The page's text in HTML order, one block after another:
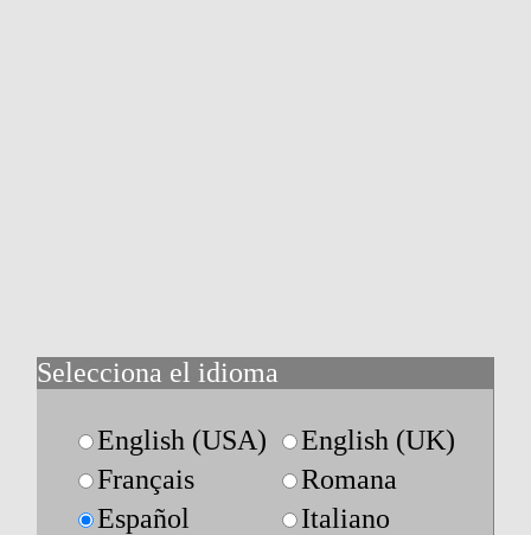
Selecciona el idioma
English (USA)
English (UK)
Français
Romana
Español
Italiano